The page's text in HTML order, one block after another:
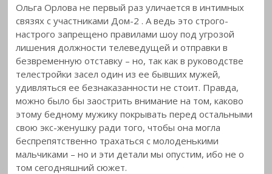
Ольга Орлова не первый раз уличается в интимных
связях с участниками Дом-2 . А ведь это строго-
настрого запрещено правилами шоу под угрозой
лишения должности телеведущей и отправки в
безвременную отставку – но, так как в руководстве
телестройки засел один из ее бывших мужей,
удивляться ее безнаказанности не стоит. Правда,
можно было бы заострить внимание на том, каково
этому бедному мужику покрывать перед остальными
свою экс-женушку ради того, чтобы она могла
беспрепятственно трахаться с молоденькими
мальчиками – но и эти детали мы опустим, ибо не о
том сегодняшний сюжет.